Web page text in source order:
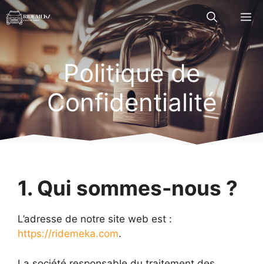
Aller
au
contenu
Politique de
Confidentialité
1. Qui sommes-nous ?
L’adresse de notre site web est :
https://ridemeka.com.